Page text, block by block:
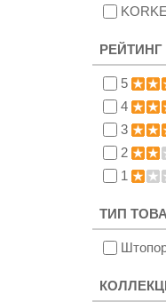
РЕЙТИНГ
5
4
3
2
1
ТИП